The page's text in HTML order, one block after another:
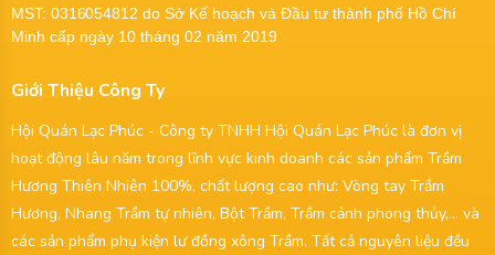
MST: 0316054812 do Sở Kế hoạch và Đầu tư thành phố Hồ Chí
Minh cấp ngày 10 tháng 02 năm 2019
Giới Thiệu Công Ty
Hội Quán Lạc Phúc - Công ty TNHH Hội Quán Lạc Phúc là đơn vị
hoạt động lâu năm trong lĩnh vực kinh doanh các sản phẩm Trầm
Hương Thiên Nhiên 100%, chất lượng cao như: Vòng tay Trầm
Hương, Nhang Trầm tự nhiên, Bột Trầm, Trầm cảnh phong thủy,... và
các sản phẩm phụ kiện lư đồng xông Trầm. Tất cả nguyên liệu đều